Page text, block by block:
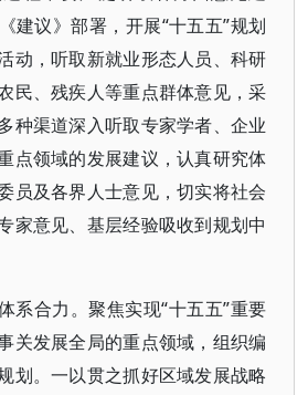
建议》部署，开展“十五五”规划
动，听取新就业形态人员、科研
民、残疾人等重点群体意见，采
种渠道深入听取专家学者、企业
点领域的发展建议，认真研究体
员及各界人士意见，切实将社会
家意见、基层经验吸收到规划中
系合力。聚焦实现“十五五”重要
关发展全局的重点领域，组织编
划。一以贯之抓好区域发展战略